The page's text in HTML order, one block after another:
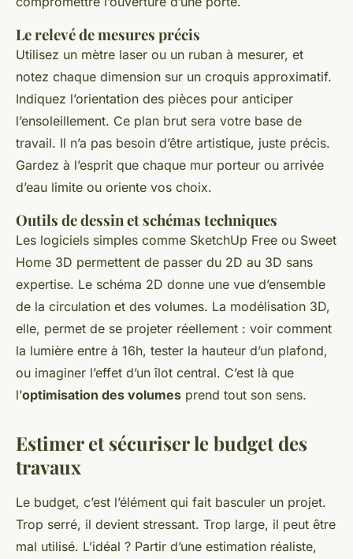
Le relevé de mesures précis
Utilisez un mètre laser ou un ruban à mesurer, et
notez chaque dimension sur un croquis approximatif.
Indiquez l’orientation des pièces pour anticiper
l’ensoleillement. Ce plan brut sera votre base de
travail. Il n’a pas besoin d’être artistique, juste précis.
Gardez à l’esprit que chaque mur porteur ou arrivée
d’eau limite ou oriente vos choix.
Outils de dessin et schémas techniques
Les logiciels simples comme SketchUp Free ou Sweet
Home 3D permettent de passer du 2D au 3D sans
expertise. Le schéma 2D donne une vue d’ensemble
de la circulation et des volumes. La modélisation 3D,
elle, permet de se projeter réellement : voir comment
la lumière entre à 16h, tester la hauteur d’un plafond,
ou imaginer l’effet d’un îlot central. C’est là que
l’optimisation des volumes prend tout son sens.
Estimer et sécuriser le budget des
travaux
Le budget, c’est l’élément qui fait basculer un projet.
Trop serré, il devient stressant. Trop large, il peut être
mal utilisé. L’idéal ? Partir d’une estimation réaliste,